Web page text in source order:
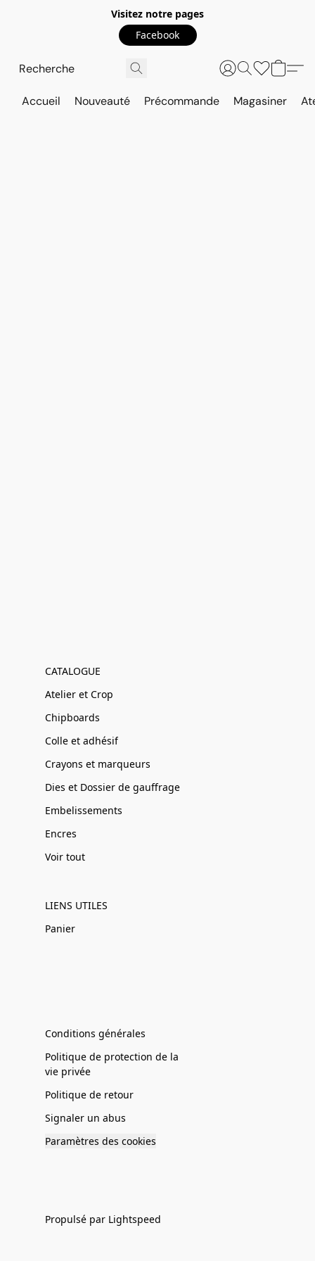
Visitez notre pages
Facebook
Accueil Nouveauté Précommande Magasiner
CATALOGUE
Atelier et Crop
Chipboards
Colle et adhésif
Crayons et marqueurs
Dies et Dossier de gauffrage
Embelissements
Encres
Voir tout
LIENS UTILES
Panier
Conditions générales
Politique de protection de la
vie privée
Politique de retour
Signaler un abus
Paramètres des cookies
Propulsé par Lightspeed